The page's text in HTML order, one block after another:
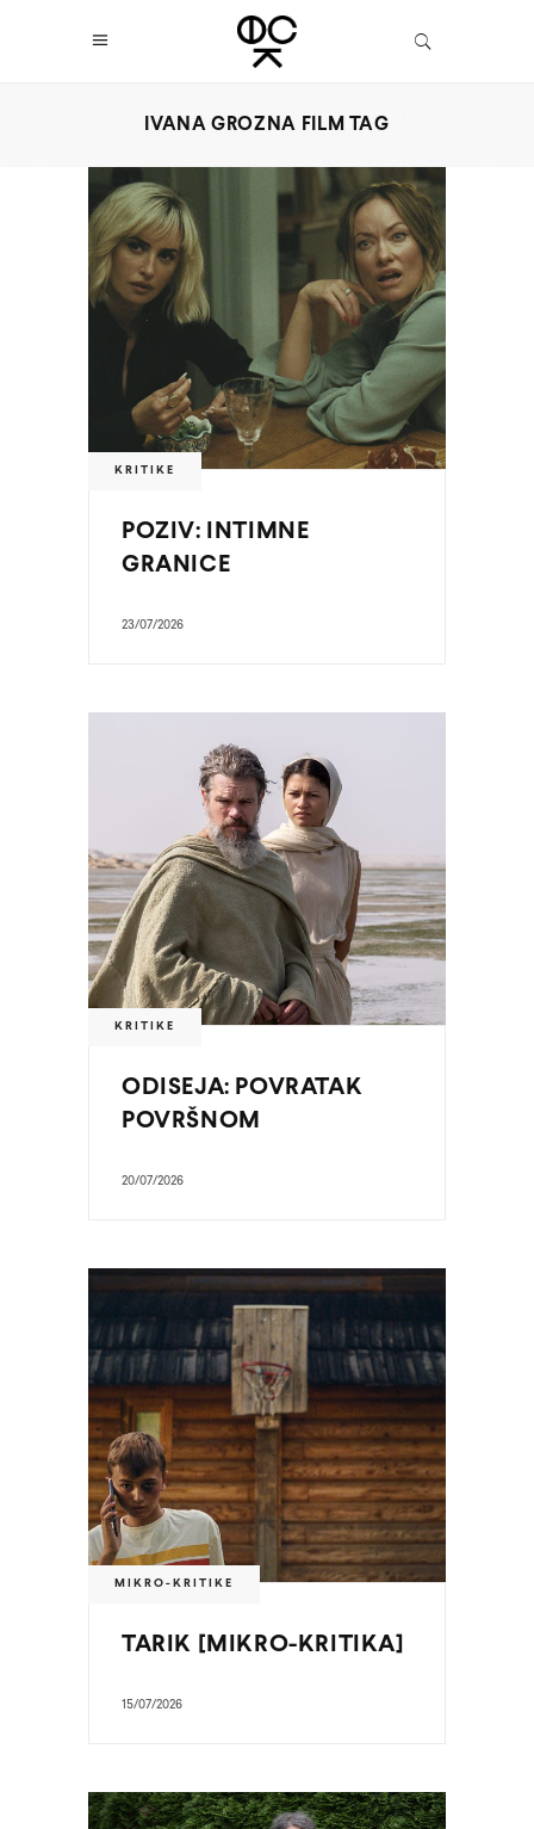
IVANA GROZNA FILM TAG
KRITIKE
POZIV: INTIMNE
GRANICE
23/07/2026
KRITIKE
ODISEJA: POVRATAK
POVRŠNOM
20/07/2026
MIKRO-KRITIKE
TARIK [MIKRO-KRITIKA]
15/07/2026